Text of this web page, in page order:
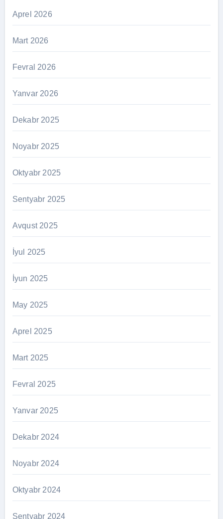
Aprel 2026
Mart 2026
Fevral 2026
Yanvar 2026
Dekabr 2025
Noyabr 2025
Oktyabr 2025
Sentyabr 2025
Avqust 2025
İyul 2025
İyun 2025
May 2025
Aprel 2025
Mart 2025
Fevral 2025
Yanvar 2025
Dekabr 2024
Noyabr 2024
Oktyabr 2024
Sentyabr 2024